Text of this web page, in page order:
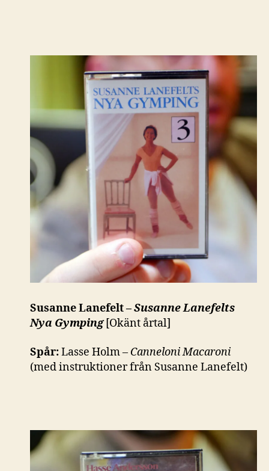
Susanne Lanefelt –Susanne Lanefelts
Nya Gymping[Okänt årtal]
Spår:Lasse Holm – Canneloni Macaroni
(med instruktioner från Susanne Lanefelt)